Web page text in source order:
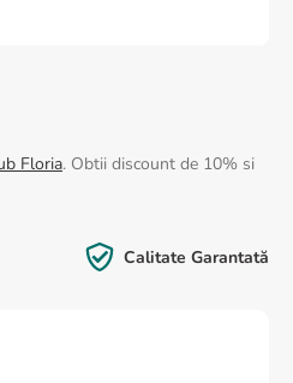
Floria. Obtii discount de 10% si
Calitate Garantată